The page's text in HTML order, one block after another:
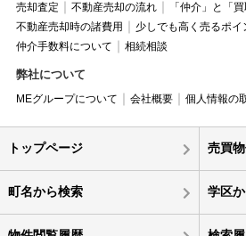
売却査定 不動産売却の流れ
「仲介」と「
不動産売却時の諸費用
少しでも高く売るポイ
仲介手数料について
相続相談
弊社について
MEグループについて 会社概要 個人情報の
トップページ 売買
町名から検索 学区